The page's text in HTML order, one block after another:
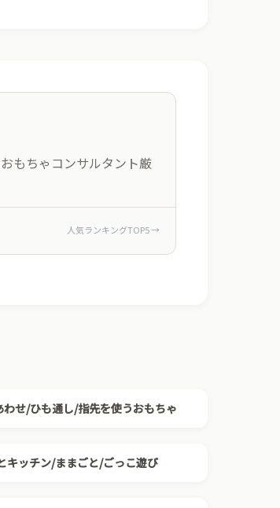
もちゃコンサルタント厳
人気ランキングTOP5 →
せ/ひも通し/指先を使うおもちゃ
キッチン/ままごと/ごっこ遊び